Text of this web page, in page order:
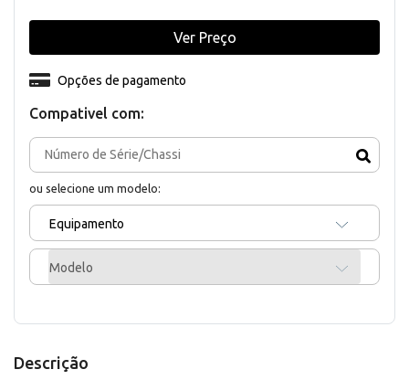
Compativel com:
ou selecione um modelo:
Equipamento
Modelo
Opções de pagamento
Ver Preço
Descrição